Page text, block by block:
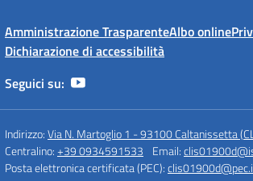
Amministrazione TrasparenteAlbo online
Dichiarazione di accessibilità
Seguici su:
Indirizzo:Via N. Martoglio 1 - 93100 Caltanissetta
Centralino:+39 0934591533 Email:
Posta elettronica certificata (PEC):